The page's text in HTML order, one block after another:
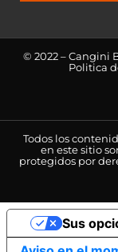
© 2022 – Cangini
Politica
Todos los
en este sitio
protegidos por
Sus